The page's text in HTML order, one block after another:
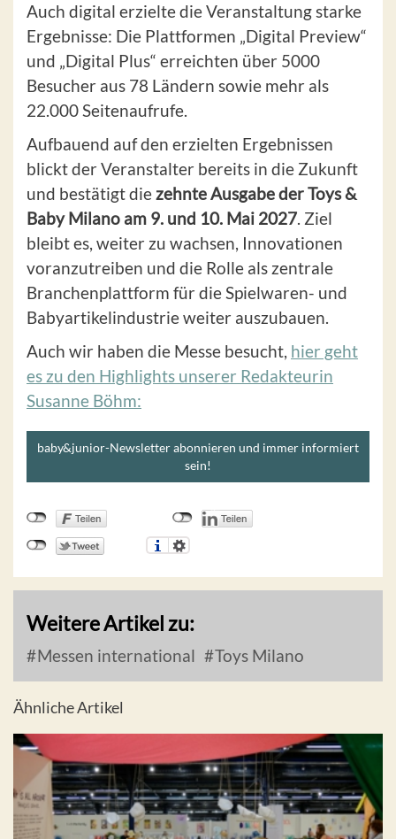
Auch digital erzielte die Veranstaltung starke
Ergebnisse: Die Plattformen „Digital Preview“
und „Digital Plus“ erreichten über 5000
Besucher aus 78 Ländern sowie mehr als
22.000 Seitenaufrufe.
Aufbauend auf den erzielten Ergebnissen
blickt der Veranstalter bereits in die Zukunft
und bestätigt diezehnte Ausgabe der Toys &
Baby Milano am 9. und 10. Mai 2027. Ziel
bleibt es, weiter zu wachsen, Innovationen
voranzutreiben und die Rolle als zentrale
Branchenplattform für die Spielwaren- und
Babyartikelindustrie weiter auszubauen.
Auch wir haben die Messe besucht, hier geht
es zu den Highlights unserer Redakteurin
Susanne Böhm:
baby&junior-Newsletter abonnieren und immer informiert
sein!
Weitere Artikel zu:
Messen international Toys Milano
Ähnliche Artikel